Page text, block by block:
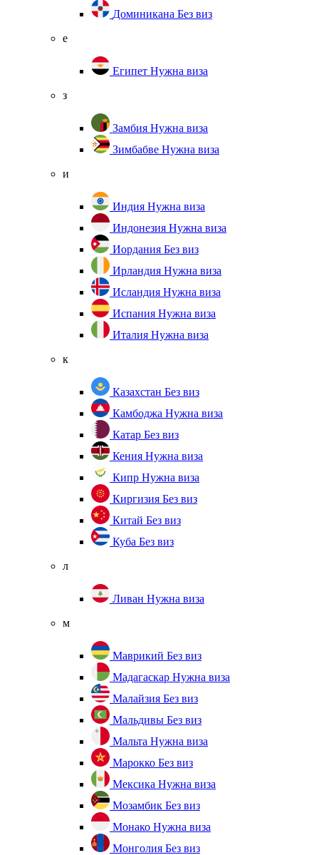
Доминикана Без виз
е
Египет Нужна виза
з
Замбия Нужна виза
Зимбабве Нужна виза
и
Индия Нужна виза
Индонезия Нужна виза
Иордания Без виз
Ирландия Нужна виза
Исландия Нужна виза
Испания Нужна виза
Италия Нужна виза
к
Казахстан Без виз
Камбоджа Нужна виза
Катар Без виз
Кения Нужна виза
Кипр Нужна виза
Киргизия Без виз
Китай Без виз
Куба Без виз
л
Ливан Нужна виза
м
Маврикий Без виз
Мадагаскар Нужна виза
Малайзия Без виз
Мальдивы Без виз
Мальта Нужна виза
Марокко Без виз
Мексика Нужна виза
Мозамбик Без виз
Монако Нужна виза
Монголия Без виз